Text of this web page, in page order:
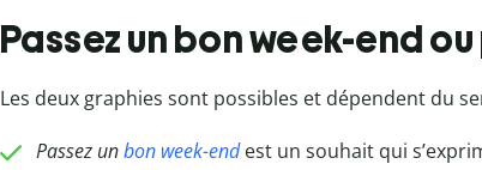
Passez un bon week-end
Les deux graphies sont possibles et dépendent du
Passez unbon week-endest un souhait qui